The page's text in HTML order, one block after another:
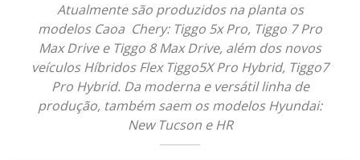
Atualmente são produzidos na planta os
modelos Caoa Chery: Tiggo 5x Pro, Tiggo 7 Pro
Max Drive e Tiggo 8 Max Drive, além dos novos
veículos Híbridos Flex Tiggo5X Pro Hybrid, Tiggo7
Pro Hybrid. Da moderna e versátil linha de
produção, também saem os modelos Hyundai:
New Tucson e HR